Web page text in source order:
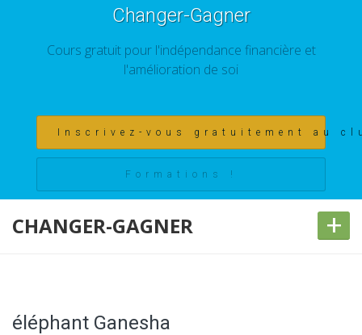
Changer-Gagner
Cours gratuit pour l'indépendance financière et
l'amélioration de soi
Inscrivez-vous gratuitement au
Formations !
CHANGER-GAGNER +
éléphant Ganesha